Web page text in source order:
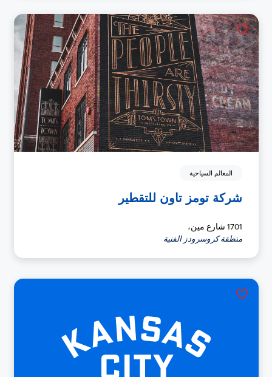
المعالم السياحية
شركة تومز تاون للتقطير
1701 شارع مين،
منطقة كروسرودز الفنية